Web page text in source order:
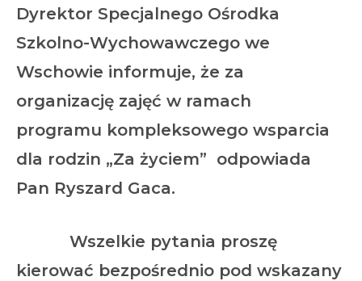
Dyrektor Specjalnego Ośrodka
Szkolno-Wychowawczego we
Wschowie informuje, że za
organizację zajęć w ramach
programu kompleksowego wsparcia
dla rodzin „Za życiem” odpowiada
Pan Ryszard Gaca.
Wszelkie pytania proszę
kierować bezpośrednio pod wskazany